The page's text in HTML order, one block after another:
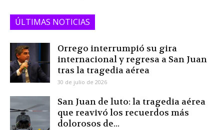
ÚLTIMAS NOTICIAS
Orrego interrumpió su gira
internacional y regresa a San Juan
tras la tragedia aérea
30 de julio de 2026
San Juan de luto: la tragedia aérea
que reavivó los recuerdos más
dolorosos de...